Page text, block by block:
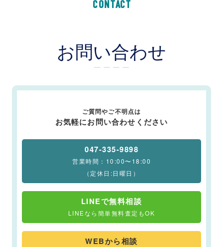
CONTACT
お問い合わせ
ー ー ー ー
ご質問やご不明点は
お気軽にお問い合わせください
047-335-9898
営業時間：10:00〜18:00
（定休日:日曜日）
LINEで無料相談
LINEなら簡単無料査定もOK
WEBから相談